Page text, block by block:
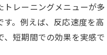
レーニングメニューが多
。例えば、反応速度を高
短期間での効果を実感で